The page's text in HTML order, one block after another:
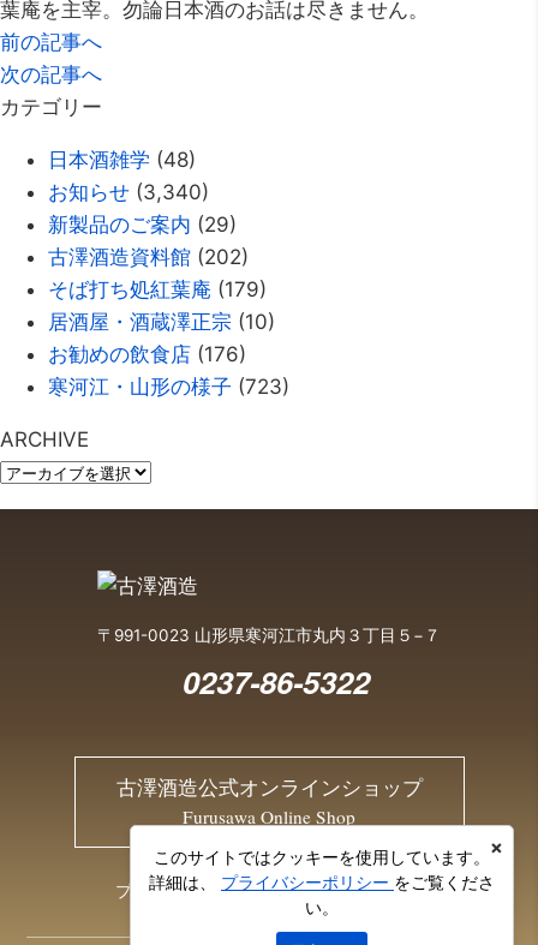
葉庵を主宰。勿論日本酒のお話は尽きません。
前の記事へ
次の記事へ
カテゴリー
日本酒雑学 (48)
お知らせ (3,340)
新製品のご案内 (29)
古澤酒造資料館 (202)
そば打ち処紅葉庵 (179)
居酒屋・酒蔵澤正宗 (10)
お勧めの飲食店 (176)
寒河江・山形の様子 (723)
ARCHIVE
〒991-0023 山形県寒河江市丸内３丁目５−７
0237-86-5322
古澤酒造公式オンラインショップ
Furusawa Online Shop
プライバシーポリシー お問い合わせ
このサイトではクッキーを使用しています。
詳細は、 プライバシーポリシー をご覧くださ
い。
×